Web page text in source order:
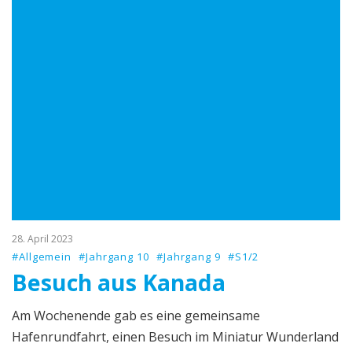
28. April 2023
#Allgemein #Jahrgang 10 #Jahrgang 9 #S1/2
Besuch aus Kanada
Am Wochenende gab es eine gemeinsame
Hafenrundfahrt, einen Besuch im Miniatur Wunderland